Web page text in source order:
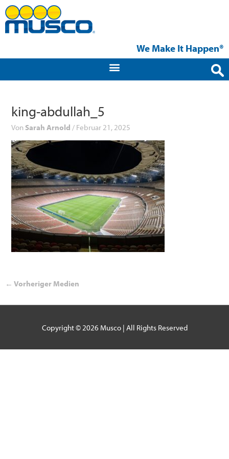
Zum
Inhalt
springen
We Make It Happen®
king-abdullah_5
Von Sarah Arnold/ Februar 21, 2025
← Vorheriger Medien
Copyright © 2026 Musco| All Rights Reserved